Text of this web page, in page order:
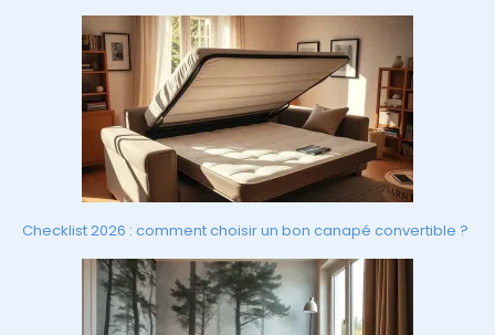
Checklist 2026 : comment choisir un bon canapé convertible ?